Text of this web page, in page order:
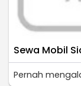
Sewa Mobil
Pernah